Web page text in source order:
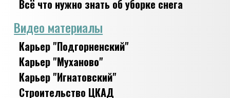
Всё что нужно знать об уборке снега
Видео материалы
Карьер "Подгорненский"
Карьер "Муханово"
Карьер "Игнатовский"
Строительство ЦКАД